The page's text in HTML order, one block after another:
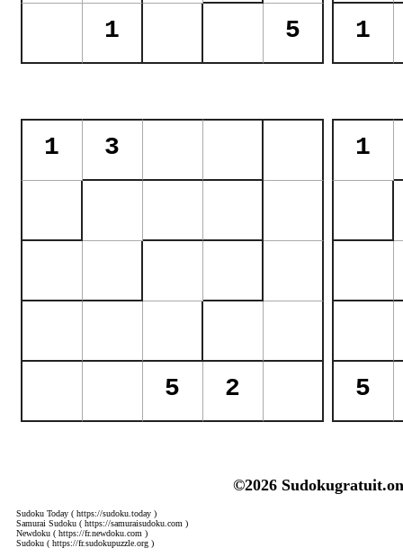
©2026
Sudoku Today ( https://sudoku.today )
Samurai Sudoku ( https://samuraisudoku.com )
Newdoku ( https://fr.newdoku.com )
Sudoku ( https://fr.sudokupuzzle.org )